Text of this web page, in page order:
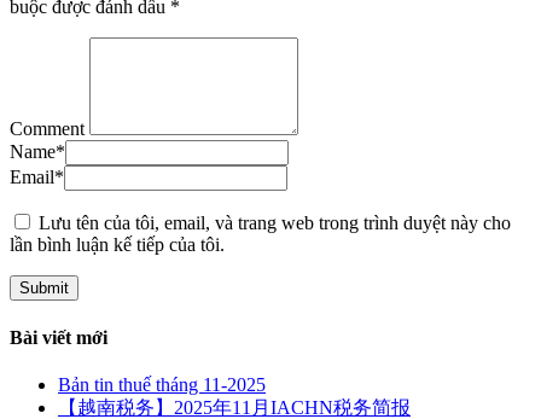
buộc được đánh dấu *
Comment
Name*
Email*
Lưu tên của tôi, email, và trang web trong trình duyệt này cho
lần bình luận kế tiếp của tôi.
Bài viết mới
Bản tin thuế tháng 11-2025
【越南税务】2025年11月IACHN税务简报